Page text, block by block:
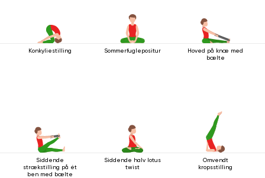
Konkyliestilling Sommerfuglepositur
Hoved på knæ med
bælte
Siddende
strækstilling på ét
ben med bælte
Siddende halv lotus
twist
Omvendt
kropsstilling